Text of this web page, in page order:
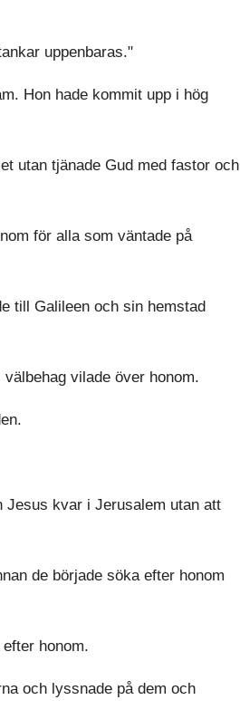
uppenbaras."
Hon hade kommit upp i hög
utan tjänade Gud med fastor och
för alla som väntade på
till Galileen och sin hemstad
vilade över honom.
Jesus kvar i Jerusalem utan att
de började söka efter honom
honom.
och lyssnade på dem och